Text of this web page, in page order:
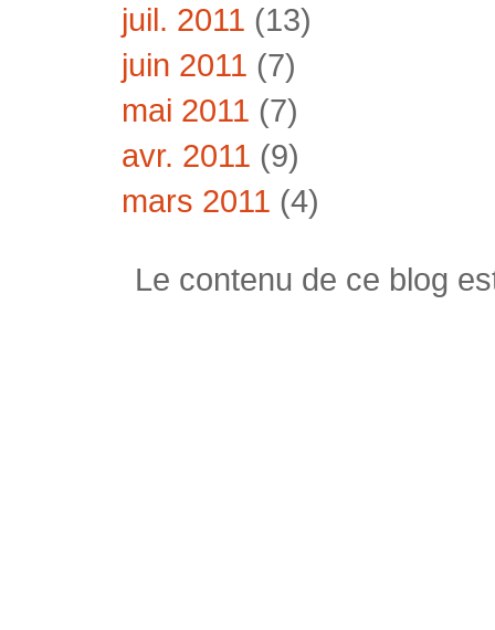
juil. 2011 (13)
juin 2011 (7)
mai 2011 (7)
avr. 2011 (9)
mars 2011 (4)
Le contenu de ce blog